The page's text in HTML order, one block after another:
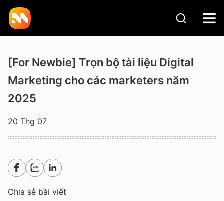
[For Newbie] Trọn bộ tài liệu Digital
Marketing cho các marketers năm
2025
20 Thg 07
Chia sẻ bài viết